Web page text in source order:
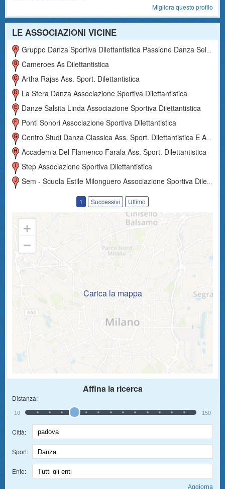
Migliora questo profilo
LE ASSOCIAZIONI VICINE
Gruppo Danza Sportiva Dilettantistica Passione Danza Selena
Cameroes As Dilettantistica
Artha Rajas Ass. Sport. Dilettantistica
La Sfera Danza Associazione Sportiva Dilettantistica
Danze Salsita Linda Associazione Sportiva Dilettantistica
Ponti Sonori Associazione Sportiva Dilettantistica
Centro Studi Danza Classica Ass. Sport. Dilettantistica E Aps
Accademia Del Flamenco Farala Ass. Sport. Dilettantistica
Step Associazione Sportiva Dilettantistica
Sem - Scuola Estile Milonguero Associazione Sportiva Dilettantistica
1 Successivi Ultimo
Carica la mappa
Affina la ricerca
Distanza:
10 150
Città:
Sport:
Ente: